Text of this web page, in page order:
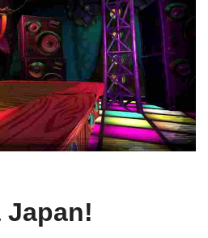
Japan!